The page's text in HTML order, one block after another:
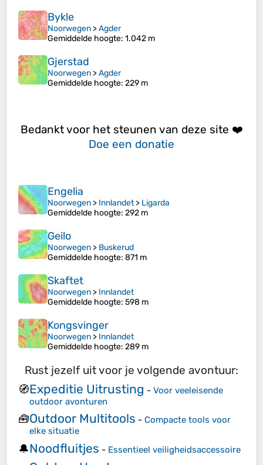
Bykle
Noorwegen >Agder
Gemiddelde hoogte: 1.042 m
Gjerstad
Noorwegen >Agder
Gemiddelde hoogte: 229 m
Bedankt voor het steunen van deze site ❤️
Doe een donatie
Engelia
Noorwegen > Innlandet> Ligarda
Gemiddelde hoogte: 292 m
Geilo
Noorwegen > Buskerud
Gemiddelde hoogte: 871 m
Skaftet
Noorwegen > Innlandet
Gemiddelde hoogte: 598 m
Kongsvinger
Noorwegen > Innlandet
Gemiddelde hoogte: 289 m
Rust jezelf uit voor je volgende avontuur:
🧭Expeditie Uitrusting - Voor veeleisende
outdoor avonturen
🧰Outdoor Multitools - Compacte tools voor
elke situatie
🔔Noodfluitjes - Essentieel veiligheidsaccessoire